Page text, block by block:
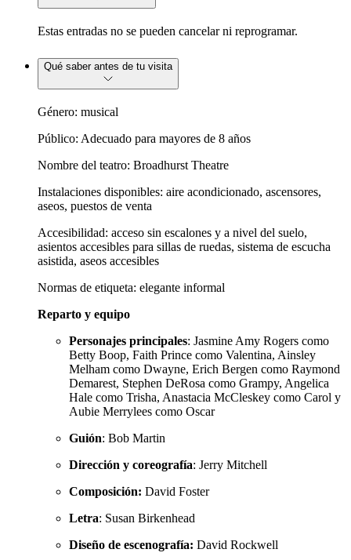
Estas entradas no se pueden cancelar ni reprogramar.
Qué saber antes de tu visita
Género: musical
Público: Adecuado para mayores de 8 años
Nombre del teatro: Broadhurst Theatre
Instalaciones disponibles: aire acondicionado, ascensores,
aseos, puestos de venta
Accesibilidad: acceso sin escalones y a nivel del suelo,
asientos accesibles para sillas de ruedas, sistema de escucha
asistida, aseos accesibles
Normas de etiqueta: elegante informal
Reparto y equipo
Personajes principales: Jasmine Amy Rogers como
Betty Boop, Faith Prince como Valentina, Ainsley
Melham como Dwayne, Erich Bergen como Raymond
Demarest, Stephen DeRosa como Grampy, Angelica
Hale como Trisha, Anastacia McCleskey como Carol y
Aubie Merrylees como Oscar
Guión: Bob Martin
Dirección y coreografía: Jerry Mitchell
Composición: David Foster
Letra: Susan Birkenhead
Diseño de escenografía: David Rockwell